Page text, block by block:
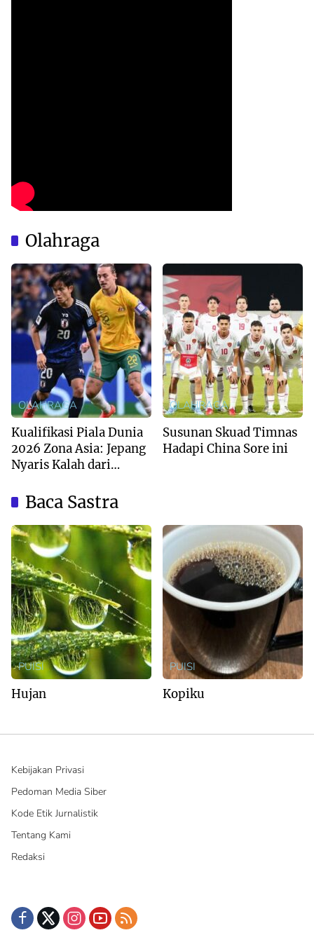
Olahraga
OLAHRAGA
Kualifikasi Piala Dunia
2026 Zona Asia: Jepang
Nyaris Kalah dari
OLAHRAGA
Susunan Skuad Timnas
Hadapi China Sore ini
Baca Sastra
PUISI
Hujan
PUISI
Kopiku
Kebijakan Privasi
Pedoman Media Siber
Kode Etik Jurnalistik
Tentang Kami
Redaksi